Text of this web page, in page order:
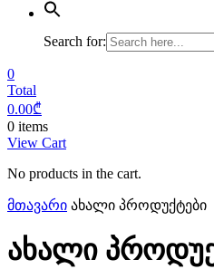
Search for:
0
Total
0.00₾
0 items
View Cart
No products in the cart.
მთავარი ახალი პროდუქტები
ახალი